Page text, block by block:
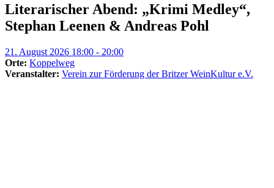
Literarischer Abend: „Krimi Medley“,
Stephan Leenen & Andreas Pohl
21. August 2026 18:00 - 20:00
Orte: Koppelweg
Veranstalter: Verein zur Förderung der Britzer WeinKultur e.V.